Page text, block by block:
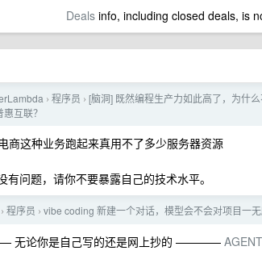
Dealsinfo, including closed deals, is
› 程序员 › [脑洞] 既然编程生产力如此高了，为什
互联？
商这种业务跑起来真用不了多少服务器资源
问题，请你不要暴露自己的技术水平。
› 程序员 › vibe coding 新建一个对话，模型会不会对项目一
无论你是自己写的还是网上抄的 ————